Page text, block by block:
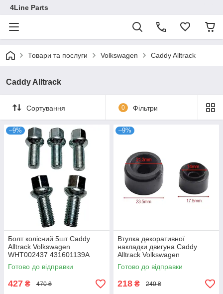
4Line Parts
Товари та послуги Volkswagen Caddy Alltrack
Caddy Alltrack
Сортування 0 Фільтри
–9%
Болт колісний 5шт Caddy
Alltrack Volkswagen
WHT002437 431601139A
443601139C
Готово до відправки
427 ₴ 470 ₴
–9%
Втулка декоративної
накладки двигуна Caddy
Alltrack Volkswagen
06J103226A 07C103226B
Готово до відправки
218 ₴ 240 ₴